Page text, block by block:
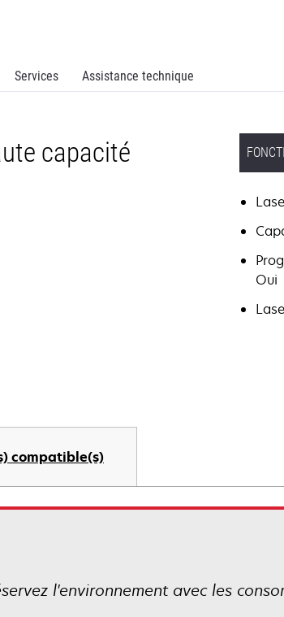
Services Assistance technique
capacité
Oui
compatible(s)
l'environnement avec les